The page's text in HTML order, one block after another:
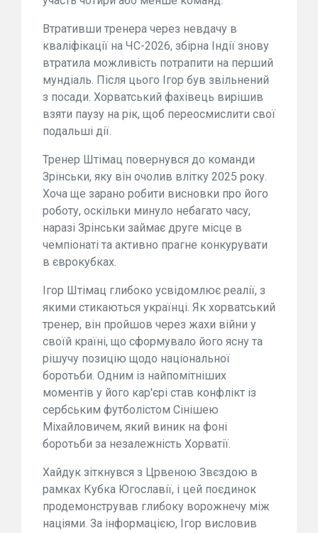
Втративши тренера через невдачу в
кваліфікації на ЧС-2026, збірна Індії знову
втратила можливість потрапити на перший
мундіаль. Після цього Ігор був звільнений
з посади. Хорватський фахівець вирішив
взяти паузу на рік, щоб переосмислити свої
подальші дії.
Тренер Штімац повернувся до команди
Зрінськи, яку він очолив влітку 2025 року.
Хоча ще зарано робити висновки про його
роботу, оскільки минуло небагато часу,
наразі Зрінськи займає друге місце в
чемпіонаті та активно прагне конкурувати
в єврокубках.
Ігор Штімац глибоко усвідомлює реалії, з
якими стикаються українці. Як хорватський
тренер, він пройшов через жахи війни у
своїй країні, що сформувало його ясну та
рішучу позицію щодо національної
боротьби. Одним із найпомітніших
моментів у його кар'єрі став конфлікт із
сербським футболістом Сінішею
Міхайловичем, який виник на фоні
боротьби за незалежність Хорватії.
Хайдук зіткнувся з Црвеною Звєздою в
рамках Кубка Югославії, і цей поєдинок
продемонстрував глибоку ворожнечу між
націями. За інформацією, Ігор висловив